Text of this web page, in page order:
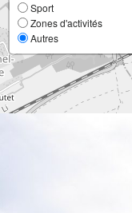
Sport
Zones d'activités
Autres